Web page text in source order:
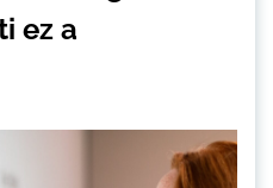
ez a